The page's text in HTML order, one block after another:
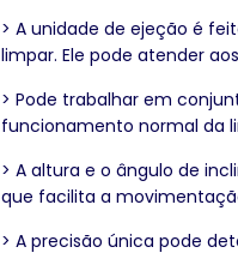
> A unidade de ejeção é
limpar. Ele pode atender
> Pode trabalhar em
funcionamento normal da
> A altura e o ângulo de
que facilita a
> A precisão única pode